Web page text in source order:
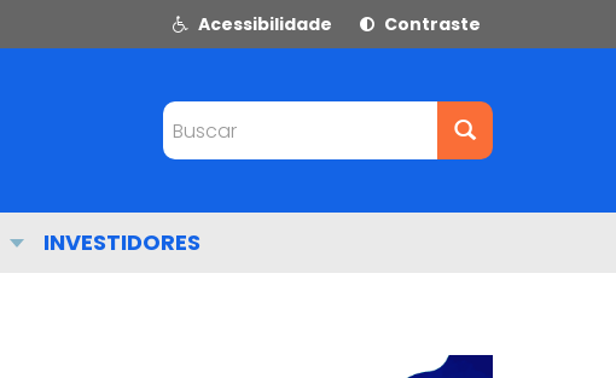
Acessibilidade Contraste
Buscar
INVESTIDORES